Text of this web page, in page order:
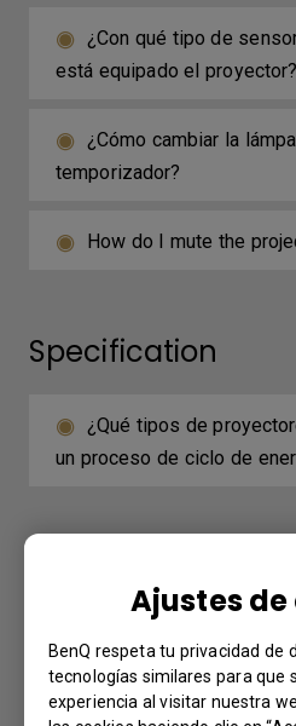
Ajustes
BenQ respeta tu privacidad de
tecnologías similares para que
experiencia al visitar nuestra
¿Con qué tipo de
está equipado el proyector?
¿Cómo cambiar la
temporizador?
How do I mute the
Specification
¿Qué tipos de
un proceso de ciclo de
¿Qué tipos de
un proceso de ciclo de